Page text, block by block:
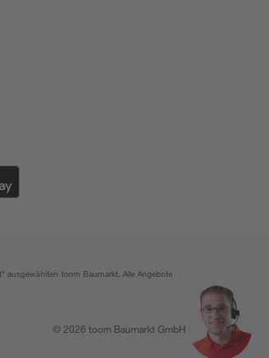
ausgewählten toom Baumarkt. Alle Angebote
© 2026 toom Baumarkt GmbH